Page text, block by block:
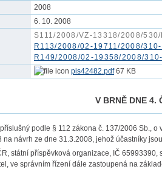
2008
6. 10. 2008
S111/2008/VZ-13318/2008/530/
R113/2008/02-19711/2008/310-
R149/2008/02-19358/2008/
pis42482.pdf67 KB
V BRNĚ DNE 4.
podle § 112 zákona č. 137/2006 Sb.,
návrh ze dne 31.3.2008, jehož účastníky jsou
státní příspěvková organizace, IČ
ve správním řízení dále zastoupená na